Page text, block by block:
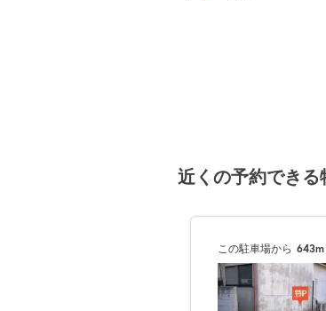
近くの予約できる
この駐車場から 643m